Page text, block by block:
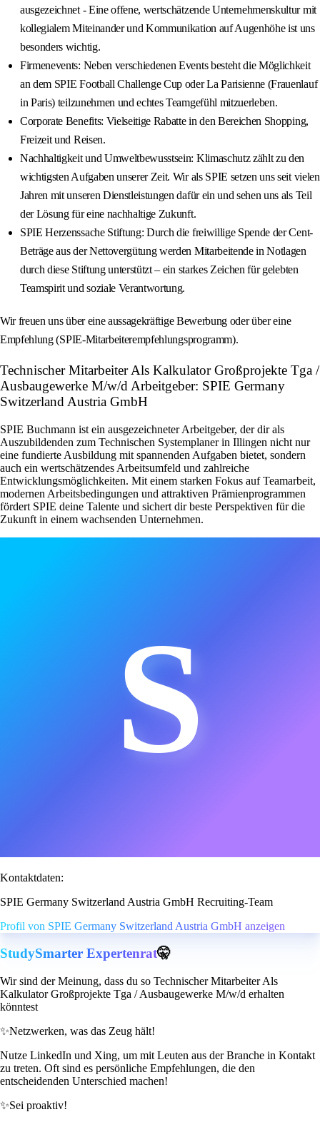
ausgezeichnet - Eine offene, wertschätzende Unternehmenskultur mit
kollegialem Miteinander und Kommunikation auf Augenhöhe ist uns
besonders wichtig.
Firmenevents: Neben verschiedenen Events besteht die Möglichkeit
an dem SPIE Football Challenge Cup oder La Parisienne (Frauenlauf
in Paris) teilzunehmen und echtes Teamgefühl mitzuerleben.
Corporate Benefits: Vielseitige Rabatte in den Bereichen Shopping,
Freizeit und Reisen.
Nachhaltigkeit und Umweltbewusstsein: Klimaschutz zählt zu den
wichtigsten Aufgaben unserer Zeit. Wir als SPIE setzen uns seit vielen
Jahren mit unseren Dienstleistungen dafür ein und sehen uns als Teil
der Lösung für eine nachhaltige Zukunft.
SPIE Herzenssache Stiftung: Durch die freiwillige Spende der Cent-
Beträge aus der Nettovergütung werden Mitarbeitende in Notlagen
durch diese Stiftung unterstützt – ein starkes Zeichen für gelebten
Teamspirit und soziale Verantwortung.
Wir freuen uns über eine aussagekräftige Bewerbung oder über eine
Empfehlung (SPIE-Mitarbeiterempfehlungsprogramm).
Technischer Mitarbeiter Als Kalkulator Großprojekte Tga /
Ausbaugewerke M/w/d Arbeitgeber: SPIE Germany
Switzerland Austria GmbH
SPIE Buchmann ist ein ausgezeichneter Arbeitgeber, der dir als
Auszubildenden zum Technischen Systemplaner in Illingen nicht nur
eine fundierte Ausbildung mit spannenden Aufgaben bietet, sondern
auch ein wertschätzendes Arbeitsumfeld und zahlreiche
Entwicklungsmöglichkeiten. Mit einem starken Fokus auf Teamarbeit,
modernen Arbeitsbedingungen und attraktiven Prämienprogrammen
fördert SPIE deine Talente und sichert dir beste Perspektiven für die
Zukunft in einem wachsenden Unternehmen.
S
Kontaktdaten:
SPIE Germany Switzerland Austria GmbH Recruiting-Team
Profil von SPIE Germany Switzerland Austria GmbH anzeigen
StudySmarter Expertenrat🤫
Wir sind der Meinung, dass du so Technischer Mitarbeiter Als
Kalkulator Großprojekte Tga / Ausbaugewerke M/w/d erhalten
könntest
✨Netzwerken, was das Zeug hält!
Nutze LinkedIn und Xing, um mit Leuten aus der Branche in Kontakt
zu treten. Oft sind es persönliche Empfehlungen, die den
entscheidenden Unterschied machen!
✨Sei proaktiv!